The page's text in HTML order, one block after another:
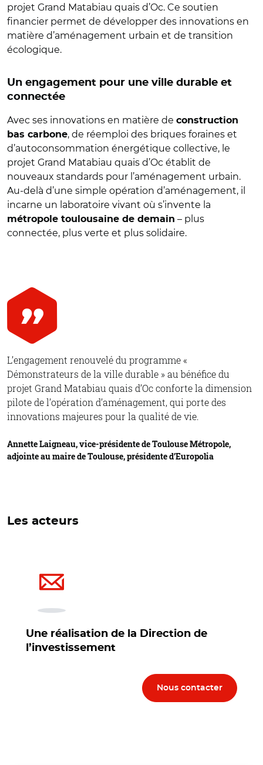
projet Grand Matabiau quais d’Oc. Ce soutien
financier permet de développer des innovations en
matière d’aménagement urbain et de transition
écologique.
Un engagement pour une ville durable et
connectée
Avec ses innovations en matière de construction
bas carbone, de réemploi des briques foraines et
d’autoconsommation énergétique collective, le
projet Grand Matabiau quais d’Oc établit de
nouveaux standards pour l’aménagement urbain.
Au-delà d’une simple opération d’aménagement, il
incarne un laboratoire vivant où s’invente la
métropole toulousaine de demain – plus
connectée, plus verte et plus solidaire.
L’engagement renouvelé du programme «
Démonstrateurs de la ville durable » au bénéfice du
projet Grand Matabiau quais d’Oc conforte la dimension
pilote de l’opération d’aménagement, qui porte des
innovations majeures pour la qualité de vie.
Annette Laigneau, vice-présidente de Toulouse Métropole,
adjointe au maire de Toulouse, présidente d’Europolia
Les acteurs
Une réalisation de la Direction de
l’investissement
Nous contacter